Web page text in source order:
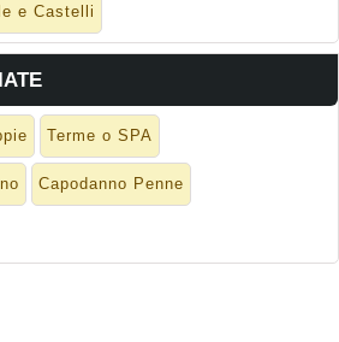
e Castelli
Terme o SPA
Capodanno Penne